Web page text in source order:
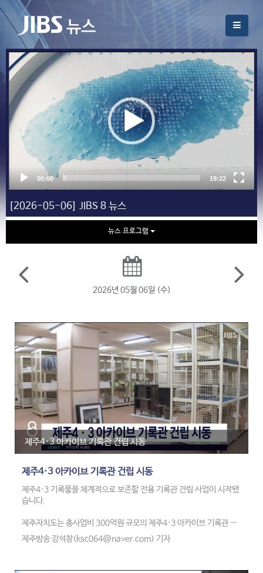
[2026-05-06] JIBS 8 뉴스
뉴스 프로그램
2026년 05월 06일 (수)
제주4·3 아카이브 기록관 건립 시동
제주4·3 아카이브 기록관 건립 시동
제주4·3 기록물을 체계적으로 보존할 전용 기록관 건립 사업이 시작됐
습니다.
제주자치도는 총사업비 300억원 규모의 제주4·3 아카이브 기록관 건
립을 위한 타당성 조사와 기본계획 수립 용역에 착수한다고 밝혔습니
다.
제주방송 강석창(ksc064@naver.com) 기자